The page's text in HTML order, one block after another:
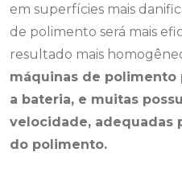
em superfícies mais
de polimento será mais
resultado mais
máquinas de polimento
a bateria, e muitas
velocidade, adequadas
do polimento.